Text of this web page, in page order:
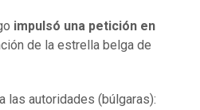
impulsó una petición en
de la estrella belga de
las autoridades (búlgaras):